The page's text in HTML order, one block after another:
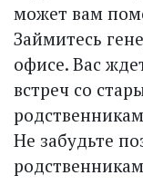
может вам
Займитесь
офисе. Вас
встреч со
Не забудьте